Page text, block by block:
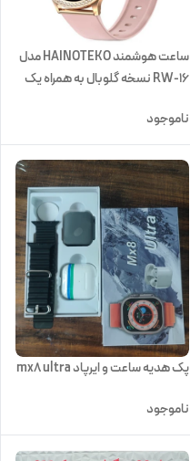
ساعت هوشمند HAINOTEKO مدل
RW-16 نسخه گلوبال به همراه یک
ناموجود
پک هدیه ساعت و ایرپاد mx8 ultra
ناموجود